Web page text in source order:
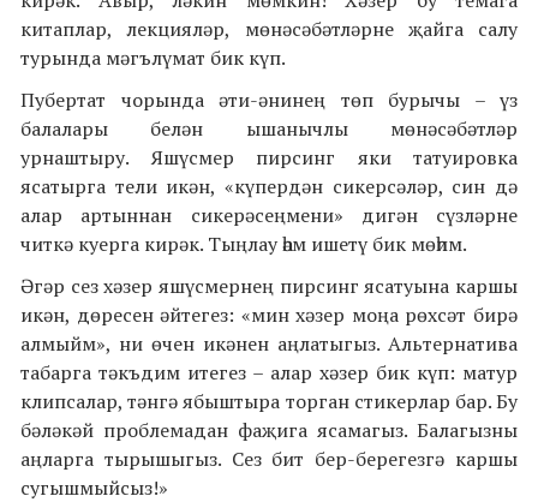
китаплар, лекцияләр, мөнәсәбәтләрне җайга салу
турында мәгълүмат бик күп.
Пубертат чорында әти-әнинең төп бурычы – үз
балалары белән ышанычлы мөнәсәбәтләр
урнаштыру. Яшүсмер пирсинг яки татуировка
ясатырга тели икән, «күпердән сикерсәләр, син дә
алар артыннан сикерәсеңмени» дигән сүзләрне
читкә куерга кирәк. Тыңлау һәм ишетү бик мөһим.
Әгәр сез хәзер яшүсмернең пирсинг ясатуына каршы
икән, дөресен әйтегез: «мин хәзер моңа рөхсәт бирә
алмыйм», ни өчен икәнен аңлатыгыз. Альтернатива
табарга тәкъдим итегез – алар хәзер бик күп: матур
клипсалар, тәнгә ябыштыра торган стикерлар бар. Бу
бәләкәй проблемадан фаҗига ясамагыз. Балагызны
аңларга тырышыгыз. Сез бит бер-берегезгә каршы
сугышмыйсыз!»